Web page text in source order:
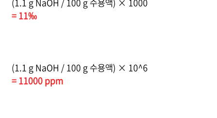
(1.1 g NaOH / 100 g 수용액) × 1000
= 11‰
(1.1 g NaOH / 100 g 수용액) × 10^6
= 11000 ppm